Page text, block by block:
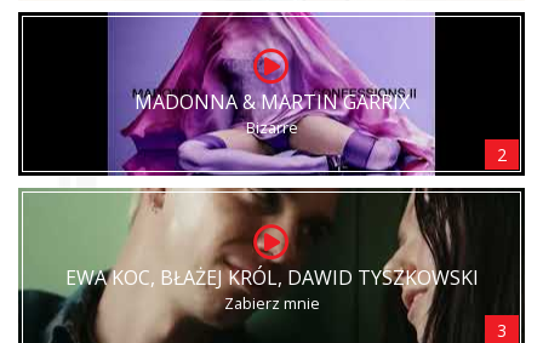
MADONNA & MARTIN GARRIX
Bizarre
2
EWA KOC, BŁAŻEJ KRÓL, DAWID TYSZKOWSKI
Zabierz mnie
3